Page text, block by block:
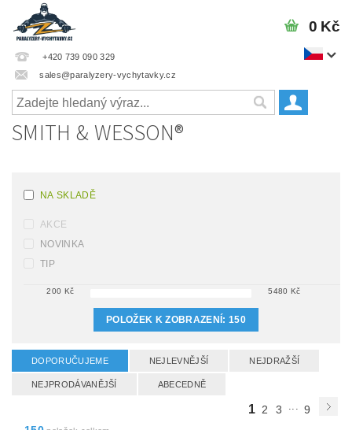
+420 739 090 329
sales@paralyzery-vychytavky.cz
0 Kč
SMITH & WESSON®
NA SKLADĚ
AKCE
NOVINKA
TIP
200 Kč 5480 Kč
POLOŽEK K ZOBRAZENÍ: 150
DOPORUČUJEME NEJLEVNĚJŠÍ NEJDRAŽŠÍ
NEJPRODÁVANĚJŠÍ ABECEDNĚ
1 2 3 ... 9